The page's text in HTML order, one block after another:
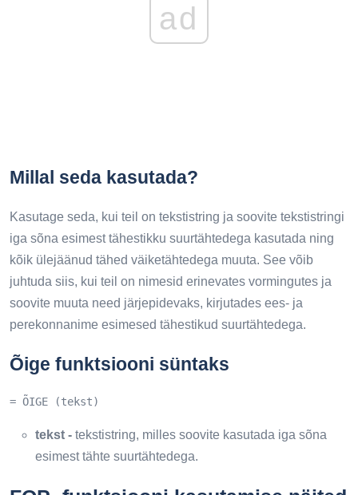
ad
Millal seda kasutada?
Kasutage seda, kui teil on tekstistring ja soovite tekstistringi
iga sõna esimest tähestikku suurtähtedega kasutada ning
kõik ülejäänud tähed väiketähtedega muuta. See võib
juhtuda siis, kui teil on nimesid erinevates vormingutes ja
soovite muuta need järjepidevaks, kirjutades ees- ja
perekonnanime esimesed tähestikud suurtähtedega.
Õige funktsiooni süntaks
= ÕIGE (tekst)
tekst - tekstistring, milles soovite kasutada iga sõna
esimest tähte suurtähtedega.